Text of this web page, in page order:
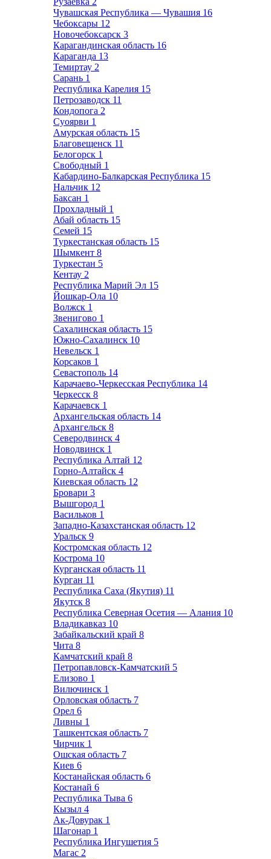
Чувашская Республика — Чувашия 16
Чебоксары 12
Новочебоксарск 3
Карагандинская область 16
Караганда 13
Темиртау 2
Сарань 1
Республика Карелия 15
Петрозаводск 11
Кондопога 2
Суоярви 1
Амурская область 15
Благовещенск 11
Белогорск 1
Свободный 1
Кабардино-Балкарская Республика 15
Нальчик 12
Баксан 1
Прохладный 1
Абай область 15
Семей 15
Туркестанская область 15
Шымкент 8
Туркестан 5
Кентау 2
Республика Марий Эл 15
Йошкар-Ола 10
Волжск 1
Звенигово 1
Сахалинская область 15
Южно-Сахалинск 10
Невельск 1
Корсаков 1
Севастополь 14
Карачаево-Черкесская Республика 14
Черкесск 8
Карачаевск 1
Архангельская область 14
Архангельск 8
Северодвинск 4
Новодвинск 1
Республика Алтай 12
Горно-Алтайск 4
Киевская область 12
Бровари 3
Вышгород 1
Васильков 1
Западно-Казахстанская область 12
Уральск 9
Костромская область 12
Кострома 10
Курганская область 11
Курган 11
Республика Саха (Якутия) 11
Якутск 8
Республика Северная Осетия — Алания 10
Владикавказ 10
Забайкальский край 8
Чита 8
Камчатский край 8
Петропавловск-Камчатский 5
Елизово 1
Вилючинск 1
Орловская область 7
Орел 6
Ливны 1
Ташкентская область 7
Чирчик 1
Ошская область 7
Киев 6
Костанайская область 6
Костанай 6
Республика Тыва 6
Кызыл 4
Ак-Довурак 1
Шагонар 1
Республика Ингушетия 5
Магас 2